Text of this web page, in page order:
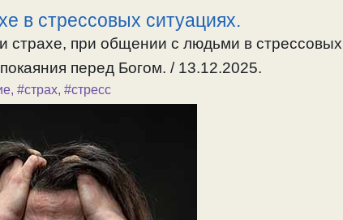
в стрессовых ситуациях.
страхе, при общении с людьми в стрессовых
перед Богом. / 13.12.2025.
, #страх, #стресс